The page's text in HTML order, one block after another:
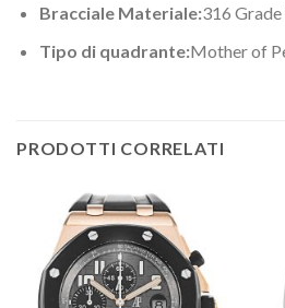
Bracciale Materiale:316 Grade
Tipo di quadrante:Mother of
PRODOTTI CORRELATI